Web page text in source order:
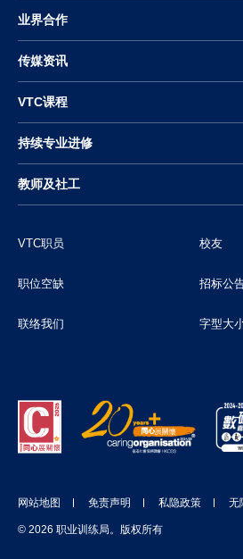
业界合作
传媒资讯
VTC课程
持续专业进修
教师及社工
VTC职员 校友
职位空缺 招标公
联络我们 字型大
网站地图 免责声明 私隐政策 无
© 2026 职业训练局。版权所有